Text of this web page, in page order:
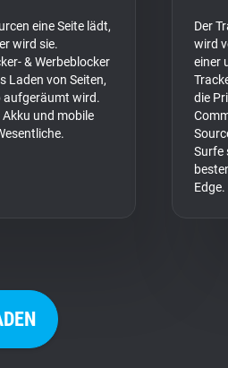
eine Seite lädt,
wird sie.
& Werbeblocker
Laden von Seiten,
aufgeräumt wird.
und mobile
Der
wird
einer
die
Surfe
Edge.